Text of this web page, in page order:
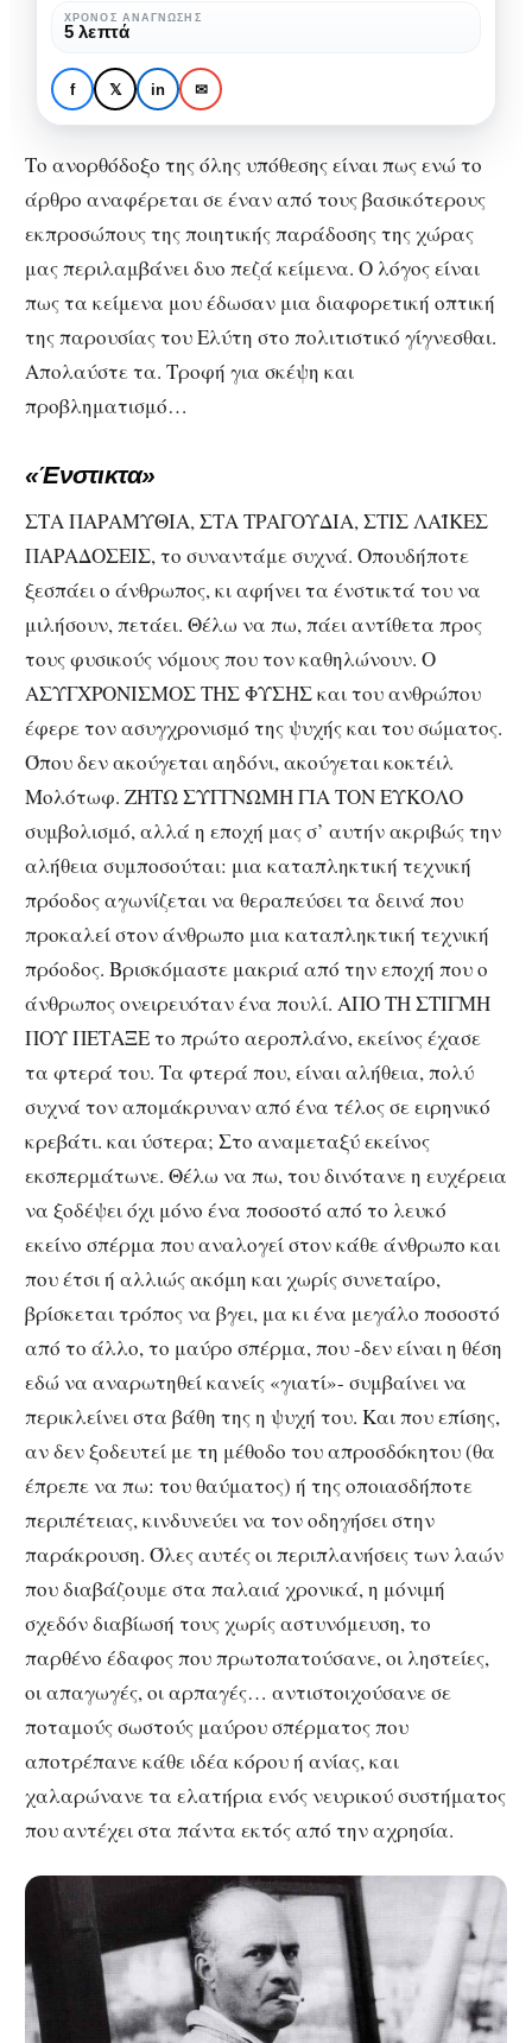
ΠΟΛΙΤΙΣΜΌΣ ΠΡΌΣΩΠΑ
Οδυσσέας Ελύτης: O
συμβολιστής της
μεταφυσικής έξαρσης
και του λυρισμού
της
μεταφυσικής
έξαρσης
και
λυρισμού
ΧΡΌΝΟΣ ΑΝΆΓΝΩΣΗΣ
5 λεπτά
f 𝕏 in ✉
Το ανορθόδοξο της όλης υπόθεσης είναι πως ενώ το
άρθρο αναφέρεται σε έναν από τους βασικότερους
εκπροσώπους της ποιητικής παράδοσης της χώρας
μας περιλαμβάνει δυο πεζά κείμενα. Ο λόγος είναι
πως τα κείμενα μου έδωσαν μια διαφορετική οπτική
της παρουσίας του Ελύτη στο πολιτιστικό γίγνεσθαι.
Απολαύστε τα. Τροφή για σκέψη και
προβληματισμό…
«Ένστικτα»
ΣΤΑ ΠΑΡΑΜΥΘΙΑ, ΣΤΑ ΤΡΑΓΟΥΔΙΑ, ΣΤΙΣ ΛΑΪΚΕΣ
ΠΑΡΑΔΟΣΕΙΣ, το συναντάμε συχνά. Οπουδήποτε
ξεσπάει ο άνθρωπος, κι αφήνει τα ένστικτά του να
μιλήσουν, πετάει. Θέλω να πω, πάει αντίθετα προς
τους φυσικούς νόμους που τον καθηλώνουν. Ο
ΑΣΥΓΧΡΟΝΙΣΜΟΣ ΤΗΣ ΦΥΣΗΣ και του ανθρώπου
έφερε τον ασυγχρονισμό της ψυχής και του σώματος.
Όπου δεν ακούγεται αηδόνι, ακούγεται κοκτέιλ
Μολότωφ. ΖΗΤΩ ΣΥΓΓΝΩΜΗ ΓΙΑ ΤΟΝ ΕΥΚΟΛΟ
συμβολισμό, αλλά η εποχή μας σ’ αυτήν ακριβώς την
αλήθεια συμποσούται: μια καταπληκτική τεχνική
πρόοδος αγωνίζεται να θεραπεύσει τα δεινά που
προκαλεί στον άνθρωπο μια καταπληκτική τεχνική
πρόοδος. Βρισκόμαστε μακριά από την εποχή που ο
άνθρωπος ονειρευόταν ένα πουλί. ΑΠΟ ΤΗ ΣΤΙΓΜΗ
ΠΟΥ ΠΕΤΑΞΕ το πρώτο αεροπλάνο, εκείνος έχασε
τα φτερά του. Τα φτερά που, είναι αλήθεια, πολύ
συχνά τον απομάκρυναν από ένα τέλος σε ειρηνικό
κρεβάτι. και ύστερα; Στο αναμεταξύ εκείνος
εκσπερμάτωνε. Θέλω να πω, του δινότανε η ευχέρεια
να ξοδέψει όχι μόνο ένα ποσοστό από το λευκό
εκείνο σπέρμα που αναλογεί στον κάθε άνθρωπο και
που έτσι ή αλλιώς ακόμη και χωρίς συνεταίρο,
βρίσκεται τρόπος να βγει, μα κι ένα μεγάλο ποσοστό
από το άλλο, το μαύρο σπέρμα, που -δεν είναι η θέση
εδώ να αναρωτηθεί κανείς «γιατί»- συμβαίνει να
περικλείνει στα βάθη της η ψυχή του. Και που επίσης,
αν δεν ξοδευτεί με τη μέθοδο του απροσδόκητου (θα
έπρεπε να πω: του θαύματος) ή της οποιασδήποτε
περιπέτειας, κινδυνεύει να τον οδηγήσει στην
παράκρουση. Όλες αυτές οι περιπλανήσεις των λαών
που διαβάζουμε στα παλαιά χρονικά, η μόνιμή
σχεδόν διαβίωσή τους χωρίς αστυνόμευση, το
παρθένο έδαφος που πρωτοπατούσανε, οι ληστείες,
οι απαγωγές, οι αρπαγές… αντιστοιχούσανε σε
ποταμούς σωστούς μαύρου σπέρματος που
αποτρέπανε κάθε ιδέα κόρου ή ανίας, και
χαλαρώνανε τα ελατήρια ενός νευρικού συστήματος
που αντέχει στα πάντα εκτός από την αχρησία.